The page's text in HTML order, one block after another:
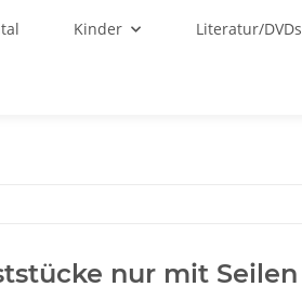
Kinder Literatur/DVDs
nur mit Seilen